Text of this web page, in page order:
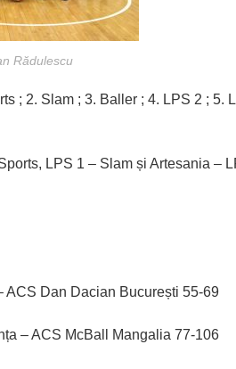
Rădulescu
; 2. Slam ; 3. Baller ; 4. LPS 2 ; 5.
LPS 1 – Slam și Artesania –
ACS Dan Dacian București 55-69
– ACS McBall Mangalia 77-106